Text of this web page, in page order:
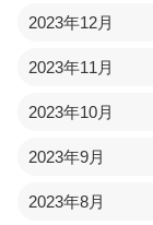
2023年12月
2023年11月
2023年10月
2023年9月
2023年8月